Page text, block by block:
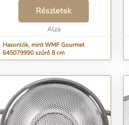
Részletek
Alza
Hasonlók, mint WMF Gourmet
645079990 szűrő 8 cm